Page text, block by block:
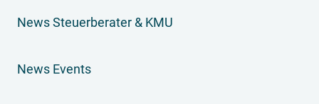
News Steuerberater & KMU
News Events